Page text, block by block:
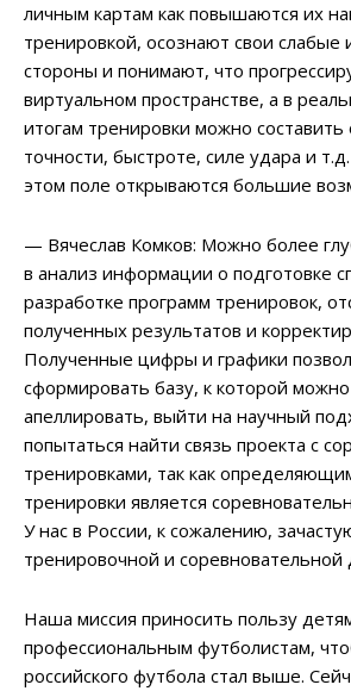
личным картам как повышаются их
тренировкой, осознают свои слабые
стороны и понимают, что
виртуальном пространстве, а в
итогам тренировки можно составить
точности, быстроте, силе удара и
этом поле открываются большие
— Вячеслав Комков: Можно более
в анализ информации о подготовке
разработке программ тренировок,
полученных результатов и
Полученные цифры и графики
сформировать базу, к которой
апеллировать, выйти на научный
попытаться найти связь проекта с
тренировками, так как
тренировки является
У нас в России, к сожалению,
тренировочной и соревновательной
Наша миссия приносить пользу
профессиональным футболистам,
российского футбола стал выше.